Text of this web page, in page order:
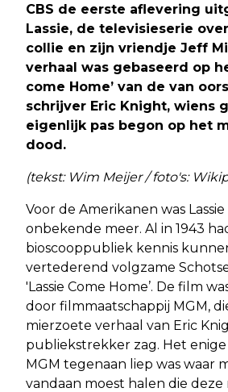
CBS de eerste aflevering
Lassie, de televisieserie
collie en zijn vriendje Jeff
verhaal was gebaseerd op
come Home’ van de van
schrijver Eric Knight, wiens
eigenlijk pas begon op het
dood.
(tekst: Wim Meijer / foto's:
Voor de Amerikanen was Lassie
onbekende meer. Al in 1943
bioscooppubliek kennis
vertederend volgzame
'Lassie Come Home’. De film
door filmmaatschappij MGM,
mierzoete verhaal van Eric
publiekstrekker zag. Het
MGM tegenaan liep was waar
vandaan moest halen die deze